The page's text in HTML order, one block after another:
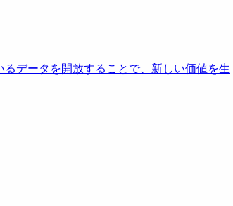
るデータを開放することで、新しい価値を生